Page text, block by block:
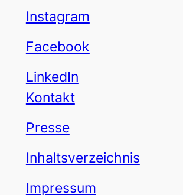
Instagram
Facebook
LinkedIn
Kontakt
Presse
Inhaltsverzeichnis
Impressum